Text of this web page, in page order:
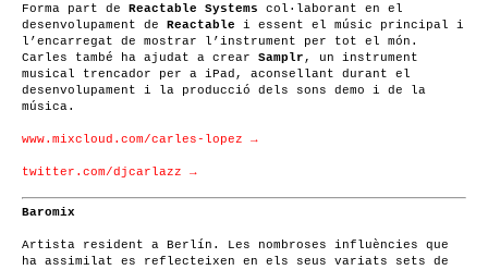
Forma part de Reactable Systems col·laborant en el
desenvolupament de Reactable i essent el músic principal i
l’encarregat de mostrar l’instrument per tot el món.
Carles també ha ajudat a crear Samplr , un instrument
musical trencador per a iPad, aconsellant durant el
desenvolupament i la producció dels sons demo i de la
música.
www.mixcloud.com/carles-lopez →
twitter.com/djcarlazz →
Baromix
Artista resident a Berlín. Les nombroses influències que
ha assimilat es reflecteixen en els seus variats sets de